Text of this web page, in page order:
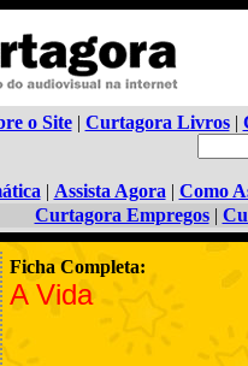
o Site| Curtagora Livros|
| Assista Agora | Como
Curtagora Empregos|
Ficha Completa:
A Vida